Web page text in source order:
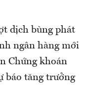
dịch bùng phát
ngân hàng mới
Chứng khoán
báo tăng trưởng